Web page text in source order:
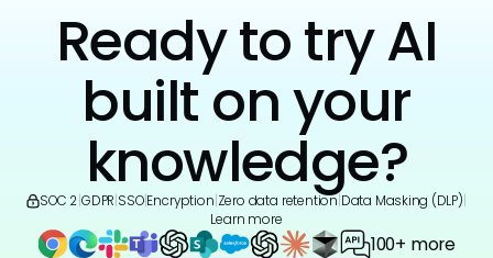
Ready to try AI
built on your
knowledge?
SOC 2|GDPR|SSO|Encryption|Zero data retention|Data Masking (DLP)|
Learn more
100+ more